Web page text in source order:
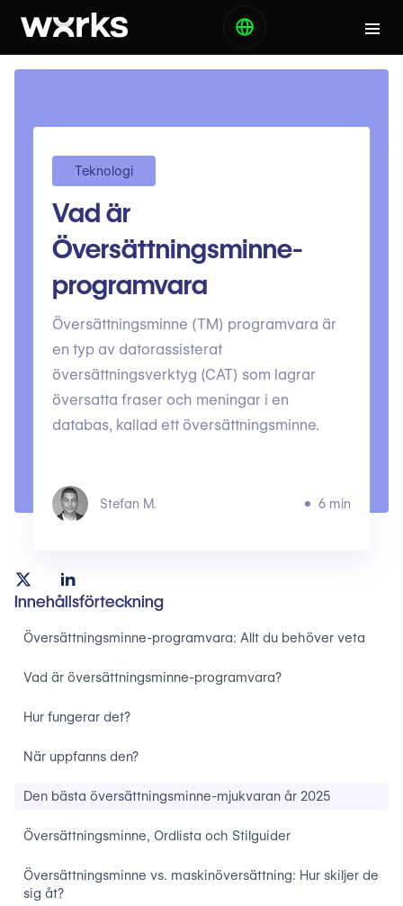
Teknologi
Vad är
Översättningsminne-
programvara
Översättningsminne (TM) programvara är
en typ av datorassisterat
översättningsverktyg (CAT) som lagrar
översatta fraser och meningar i en
databas, kallad ett översättningsminne.
Stefan M. 6 min
Innehållsförteckning
Översättningsminne-programvara: Allt du behöver veta
Vad är översättningsminne-programvara?
Hur fungerar det?
När uppfanns den?
Den bästa översättningsminne-mjukvaran år 2025
Översättningsminne, Ordlista och Stilguider
Översättningsminne vs. maskinöversättning: Hur skiljer de
sig åt?